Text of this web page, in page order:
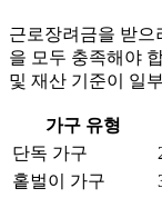
근로장려금을 받으
을 모두 충족해야
및 재산 기준이 일
가구 유형
단독 가구
홑벌이 가구